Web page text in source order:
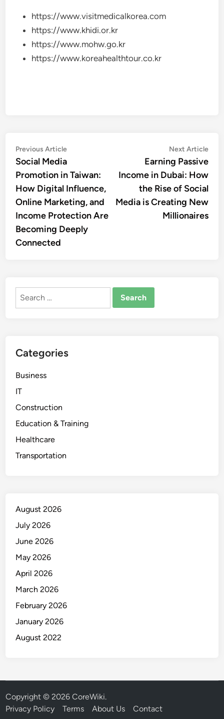
https://www.visitmedicalkorea.com
https://www.khidi.or.kr
https://www.mohw.go.kr
https://www.koreahealthtour.co.kr
Post
navigation
Previous ArticlePrevious
article:
Social Media
Promotion in Taiwan:
How Digital Influence,
Online Marketing, and
Income Protection Are
Becoming Deeply
Connected
Next Article
Earning Passive
Income in Dubai: How
the Rise of Social
Media is Creating New
Millionaires
Search
Categories
Business
IT
Construction
Education & Training
Healthcare
Transportation
August 2026
July 2026
June 2026
May 2026
April 2026
March 2026
February 2026
January 2026
August 2022
Copyright © 2026CoreWiki.
Privacy Policy
Terms About Us Contact